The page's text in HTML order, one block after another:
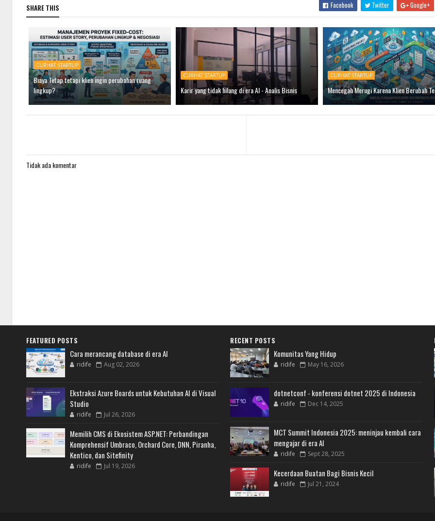
SHARE THIS Facebook Twitter Google+
CURHAT STARTUP
Biaya Tetap tetapi klien ingin perubahan ruang
lingkup?
CURHAT STARTUP
Karir yang tidak hilang di era AI - Analis Bisnis
CURHAT STARTUP
Mencegah Merugi Karena Klien Berubah
Tidak ada komentar
FEATURED POSTS
Cara merancang database di era AI
ridife Aug 02, 2026
Ekstraksi Azure Boards untuk Kebutuhan AI di Visual
Studio
ridife Jul 26, 2026
Memilih CMS di Ekosistem ASP.NET: Perbandingan
Komprehensif Umbraco, Orchard Core, DNN, Piranha,
Kentico, dan Sitefinity
ridife Jul 19, 2026
RECENT POSTS
Komunitas Yang Hidup
ridife May 16, 2026
dotnetconf - konferensi dotnet 2025 di Indonesia
ridife Dec 14, 2025
MCT Summit Indonesia 2025: meninjau kembali cara
mengajar di era AI
ridife Sept 28, 2025
Kecerdaan Buatan Bagi Bisnis Kecil
ridife Jul 21, 2024